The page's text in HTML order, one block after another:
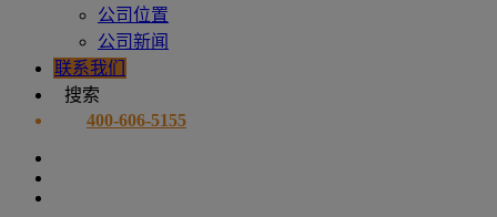
公司位置
公司新闻
联系我们
搜索
400-606-5155